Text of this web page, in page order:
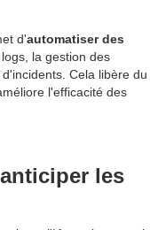
d'automatiser des
logs, la gestion des
Cela libère du
l'efficacité des
les